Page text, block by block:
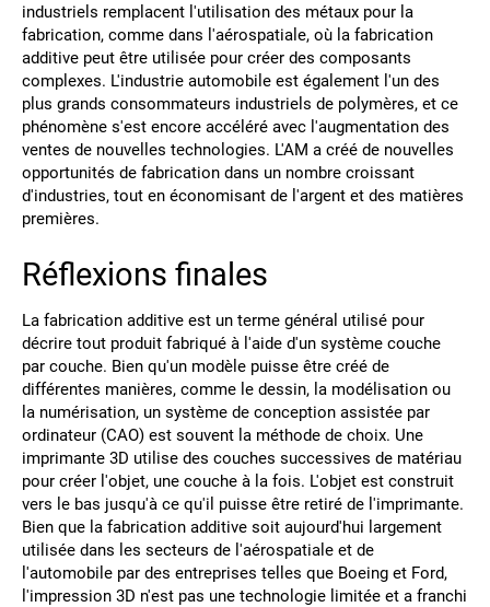
industriels remplacent l'utilisation des métaux pour la
fabrication, comme dans l'aérospatiale, où la fabrication
additive peut être utilisée pour créer des composants
complexes. L'industrie automobile est également l'un des
plus grands consommateurs industriels de polymères, et ce
phénomène s'est encore accéléré avec l'augmentation des
ventes de nouvelles technologies. L'AM a créé de nouvelles
opportunités de fabrication dans un nombre croissant
d'industries, tout en économisant de l'argent et des matières
premières.
Réflexions finales
La fabrication additive est un terme général utilisé pour
décrire tout produit fabriqué à l'aide d'un système couche
par couche. Bien qu'un modèle puisse être créé de
différentes manières, comme le dessin, la modélisation ou
la numérisation, un système de conception assistée par
ordinateur (CAO) est souvent la méthode de choix. Une
imprimante 3D utilise des couches successives de matériau
pour créer l'objet, une couche à la fois. L'objet est construit
vers le bas jusqu'à ce qu'il puisse être retiré de l'imprimante.
Bien que la fabrication additive soit aujourd'hui largement
utilisée dans les secteurs de l'aérospatiale et de
l'automobile par des entreprises telles que Boeing et Ford,
l'impression 3D n'est pas une technologie limitée et a franchi